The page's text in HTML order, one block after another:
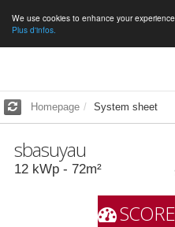
We use cookies to enhance your
Plus d'infos.
Homepage System sheet
sbasuyau
12 kWp - 72m²